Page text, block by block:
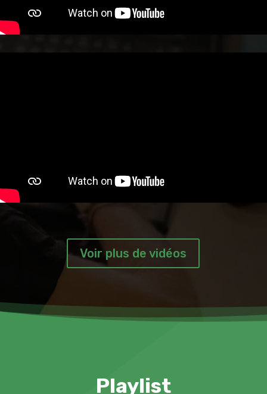
Voir plus de vidéos
Playlist